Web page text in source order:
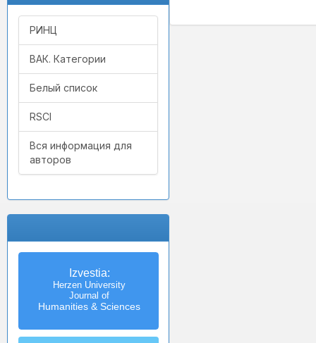
РИНЦ
ВАК. Категории
Белый список
RSCI
Вся информация для
авторов
Izvestia:
Herzen University
Journal of
Humanities & Sciences